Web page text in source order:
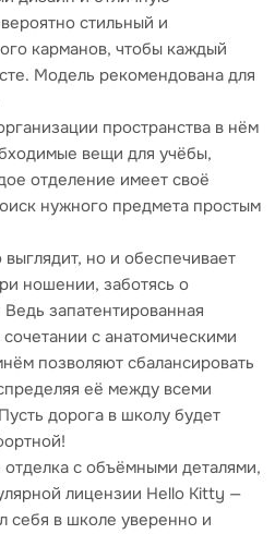
стильный и
карманов, чтобы каждый
Модель рекомендована для
пространства в нём
вещи для учёбы,
отделение имеет своё
нужного предмета простым
но и обеспечивает
ношении, заботясь о
запатентированная
с анатомическими
позволяют сбалансировать
её между всеми
дорога в школу будет
с объёмными деталями,
лицензии Hello Kitty —
себя в школе уверенно и